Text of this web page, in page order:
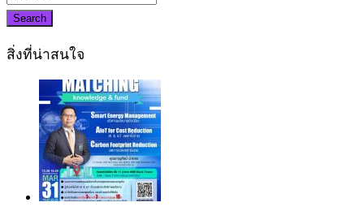
Search
สิ่งที่น่าสนใจ